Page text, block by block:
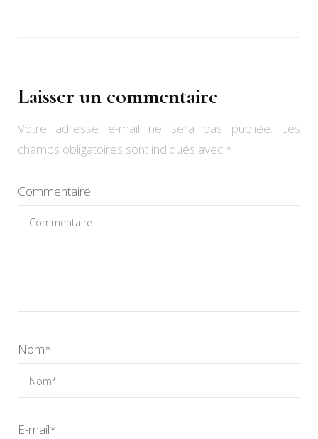
Laisser un commentaire
Votre adresse e-mail ne sera pas publiée.
Les
champs obligatoires sont indiqués avec *
Commentaire
Nom*
E-mail*